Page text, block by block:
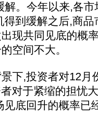
解。今年以来,各
到缓解之后,商
现共同见底的概
空间不大。
,投资者对12月
对于紧缩的担忧
见底回升的概率已